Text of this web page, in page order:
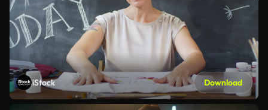
iStock Download